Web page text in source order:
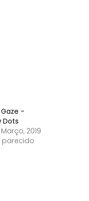
-
Dots
2019
parecido